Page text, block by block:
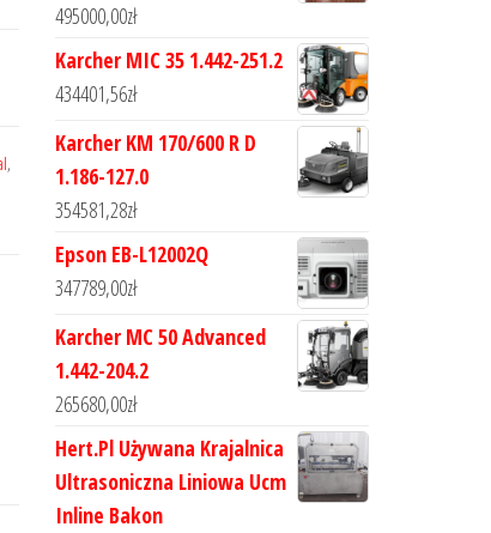
,
495000,00zł
Karcher MIC 35 1.442-251.2
434401,56zł
Karcher KM 170/600 R D
1.186-127.0
354581,28zł
Epson EB-L12002Q
347789,00zł
Karcher MC 50 Advanced
1.442-204.2
265680,00zł
Hert.Pl Używana Krajalnica
Ultrasoniczna Liniowa Ucm
Inline Bakon